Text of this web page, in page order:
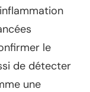
le
de détecter
une